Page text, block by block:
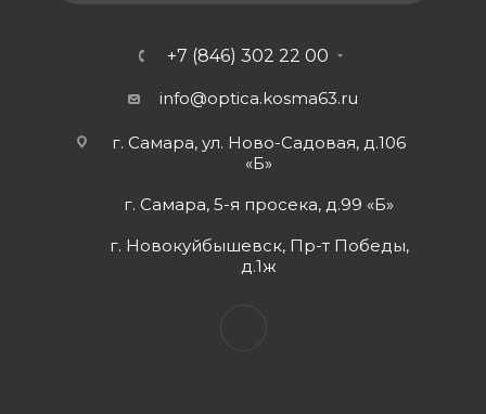
+7 (846) 302 22 00
info@optica.kosma63.ru
г. Самара, ул. Ново-Садовая, д.106
«Б»
г. Самара, 5-я просека, д.99 «Б»
г. Новокуйбышевск, Пр-т Победы,
д.1ж